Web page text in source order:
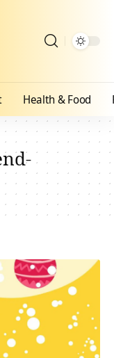
Health & Food